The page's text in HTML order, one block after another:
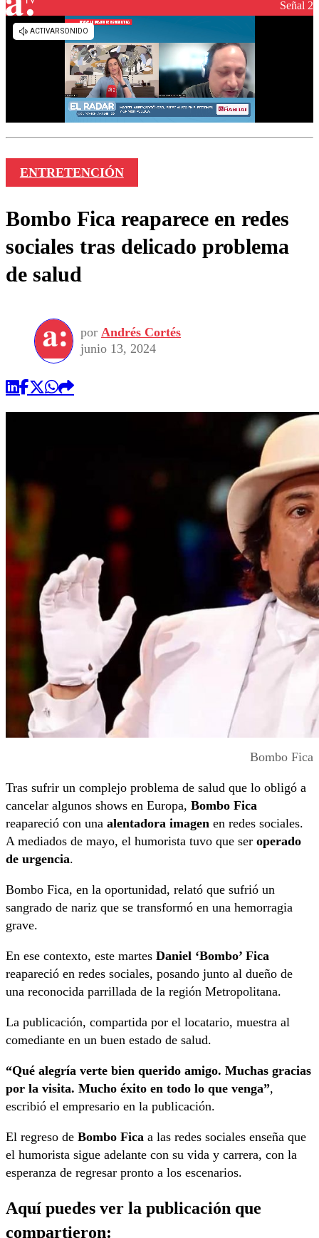
Señal 2
ENTRETENCIÓN
Bombo Fica reaparece en redes
sociales tras delicado problema
de salud
por Andrés Cortés
junio 13, 2024
Bombo Fica
Tras sufrir un complejo problema de salud que lo obligó a
cancelar algunos shows en Europa, Bombo Fica
reapareció con una alentadora imagen en redes sociales.
A mediados de mayo, el humorista tuvo que ser operado
de urgencia.
Bombo Fica, en la oportunidad, relató que sufrió un
sangrado de nariz que se transformó en una hemorragia
grave.
En ese contexto, este martes Daniel ‘Bombo’ Fica
reapareció en redes sociales, posando junto al dueño de
una reconocida parrillada de la región Metropolitana.
La publicación, compartida por el locatario, muestra al
comediante en un buen estado de salud.
“Qué alegría verte bien querido amigo. Muchas gracias
por la visita. Mucho éxito en todo lo que venga”,
escribió el empresario en la publicación.
El regreso de Bombo Fica a las redes sociales enseña que
el humorista sigue adelante con su vida y carrera, con la
esperanza de regresar pronto a los escenarios.
Aquí puedes ver la publicación que
compartieron: